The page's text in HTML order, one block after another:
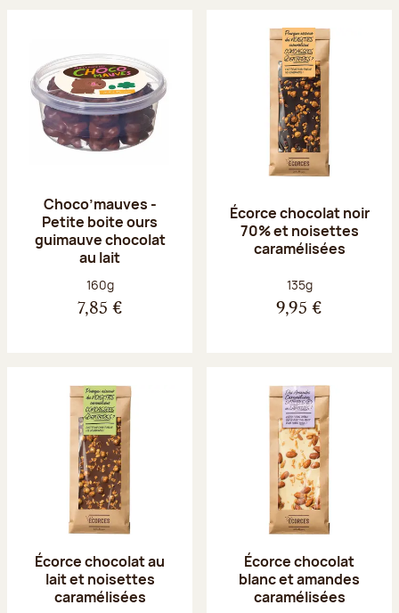
Choco’mauves -
Petite boite ours
guimauve chocolat
au lait
Poids net :
160g
7,85 €
Écorce chocolat noir
70% et noisettes
caramélisées
Poids net :
135g
9,95 €
Écorce chocolat au
lait et noisettes
caramélisées
Écorce chocolat
blanc et amandes
caramélisées